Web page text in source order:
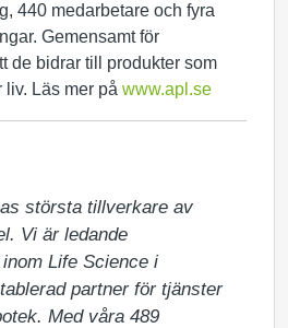
440 medarbetare och fyra
Gemensamt för
de bidrar till produkter som
liv. Läs mer på www.apl.se
största tillverkare av
Vi är ledande
Life Science i
partner för tjänster
Med våra 489